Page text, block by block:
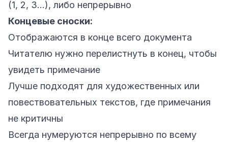
(1, 2, 3…), либо непрерывно
Концевые сноски:
Отображаются в конце всего документа
Читателю нужно перелистнуть в конец, чтобы
увидеть примечание
Лучше подходят для художественных или
повествовательных текстов, где примечания
не критичны
Всегда нумеруются непрерывно по всему